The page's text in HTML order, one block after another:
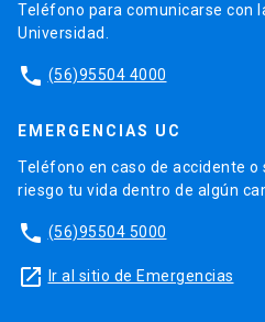
Teléfono para comunicarse con
Universidad.
phone (56)95504 4000
EMERGENCIAS UC
Teléfono en caso de accidente o
riesgo tu vida dentro de algún
phone (56)95504 5000
launch Ir al sitio de Emergencias